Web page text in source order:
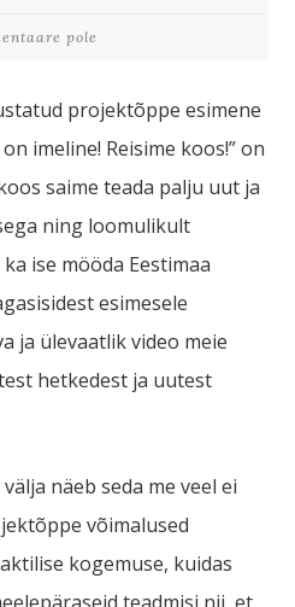
pole
projektõppe esimene
imeline! Reisime koos!” on
saime teada palju uut ja
ning loomulikult
ise mööda Eestimaa
esimesele
ja ülevaatlik video meie
hetkedest ja uutest
näeb seda me veel ei
võimalused
kogemuse, kuidas